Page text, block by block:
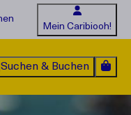
Mein Caribiooh!
Suchen & Buchen